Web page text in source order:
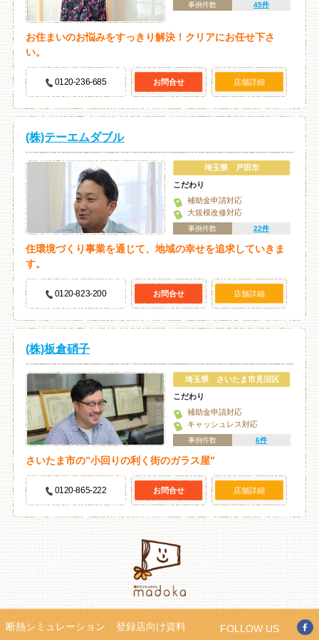
事例件数 45件
お住まいのお悩みをすっきり解決！クリアにお任せ下さ
い。
0120-236-685 お問合せ 店舗詳細
(株)テーエムダブル
埼玉県 戸田市
こだわり
補助金申請対応
大規模改修対応
事例件数 22件
住環境づくり事業を通じて、地域の幸せを追求していきま
す。
0120-823-200 お問合せ 店舗詳細
(株)板倉硝子
埼玉県 さいたま市見沼区
こだわり
補助金申請対応
キャッシュレス対応
事例件数 6件
さいたま市の”小回りの利く街のガラス屋”
0120-865-222 お問合せ 店舗詳細
断熱シミュレーション 登録店向け資料 FOLLOW US